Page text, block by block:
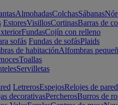
AlmohadasColchasSábanas
EstoresVisillosCortinasBarras de
FundasCojín con relleno
sofás Fundas de sofásPlaids
de habitaciónAlfombras
Toallas
Servilletas
LetrerosEspejosRelojes de pared
decorativasPercherosBurros de